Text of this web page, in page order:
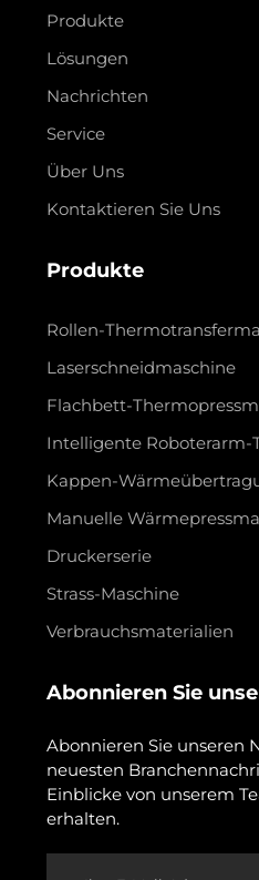
Produkte
Lösungen
Nachrichten
Service
Über Uns
Kontaktieren Sie Uns
Produkte
Rollen-
Laserschneidmaschine
Flachbett-
Intelligente Roboterarm-
Kappen-
Manuelle
Druckerserie
Strass-Maschine
Verbrauchsmaterialien
Abonnieren Sie
Abonnieren Sie unseren
neuesten
Einblicke von unserem
erhalten.